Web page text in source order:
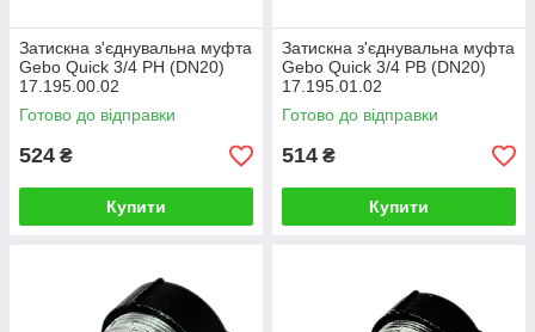
Затискна з'єднувальна муфта
Gebo Quick 3/4 РН (DN20)
17.195.00.02
Готово до відправки
524 ₴
Купити
Затискна з'єднувальна муфта
Gebo Quick 3/4 РВ (DN20)
17.195.01.02
Готово до відправки
514 ₴
Купити